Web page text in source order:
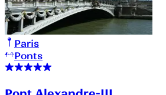
Paris
Ponts